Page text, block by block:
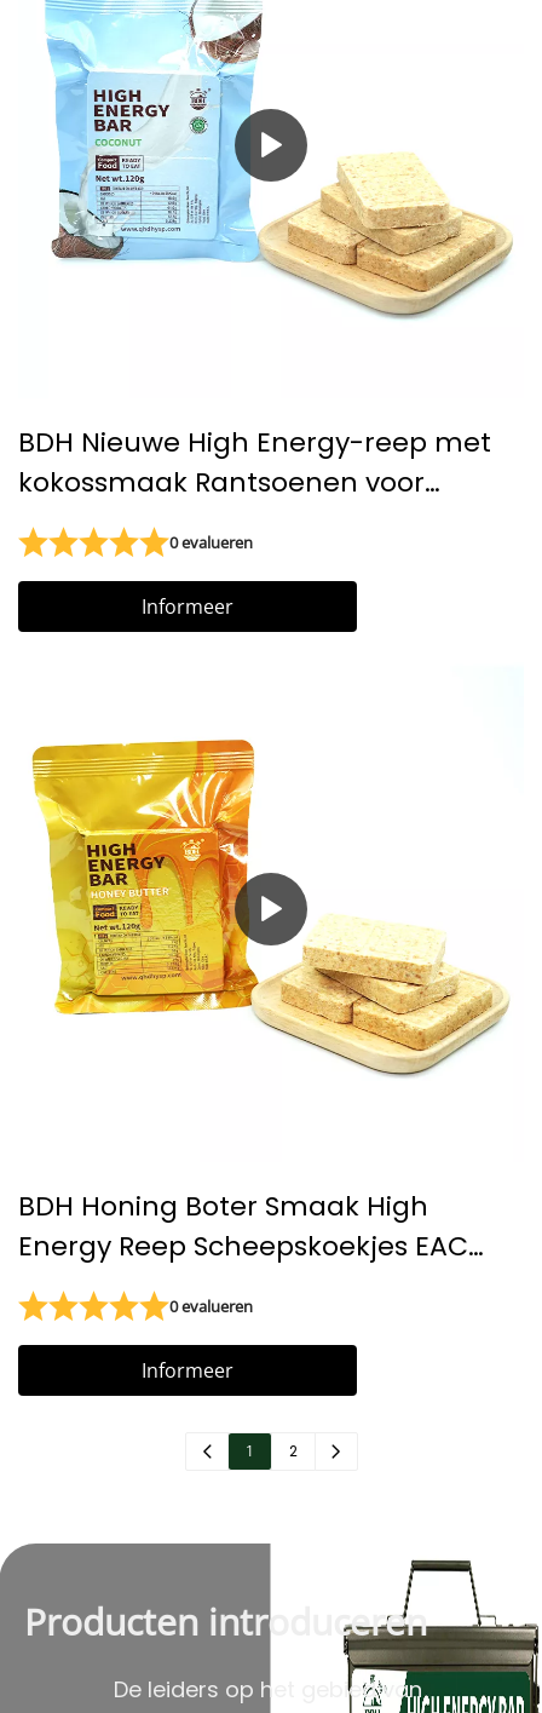
BDH Nieuwe High Energy-reep met
kokossmaak Rantsoenen voor
humanitaire hulpkoekjes
0 evalueren
Informeer
BDH Honing Boter Smaak High
Energy Reep Scheepskoekjes EAC
gecertificeerde noodvoeding
0 evalueren
Informeer
1 2
Producten introduceren
De leiders op het gebied van